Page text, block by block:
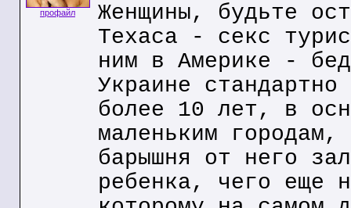
профайл
Женщины, будьте
Техаса - секс
ним в Америке -
Украине
более 10 лет, в
маленьким
барышня от него
ребенка, чего еще